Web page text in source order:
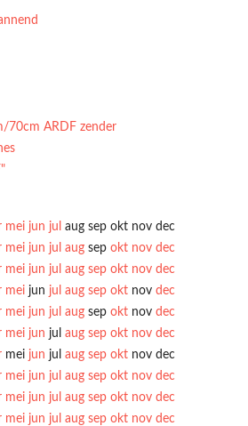
70cm ARDF zender
mei jun jul aug sep okt nov dec
mei jun jul aug sep okt nov dec
mei jun jul aug sep okt nov dec
mei jun jul aug sep okt nov dec
mei jun jul aug sep okt nov dec
mei jun jul aug sep okt nov dec
mei jun jul aug sep okt nov dec
mei jun jul aug sep okt nov dec
mei jun jul aug sep okt nov dec
mei jun jul aug sep okt nov dec